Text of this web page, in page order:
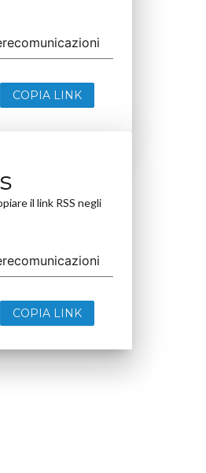
COPIA LINK
il link RSS negli
COPIA LINK